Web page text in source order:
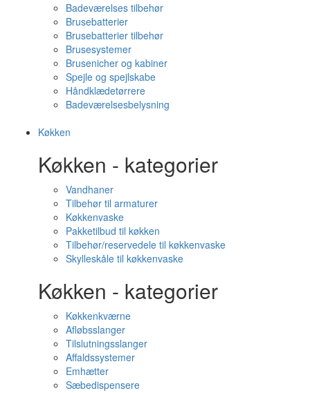
Badeværelses tilbehør
Brusebatterier
Brusebatterier tilbehør
Brusesystemer
Brusenicher og kabiner
Spejle og spejlskabe
Håndklædetørrere
Badeværelsesbelysning
Køkken
Køkken - kategorier
Vandhaner
Tilbehør til armaturer
Køkkenvaske
Pakketilbud til køkken
Tilbehør/reservedele til køkkenvaske
Skylleskåle til køkkenvaske
Køkken - kategorier
Køkkenkværne
Afløbsslanger
Tilslutningsslanger
Affaldssystemer
Emhætter
Sæbedispensere